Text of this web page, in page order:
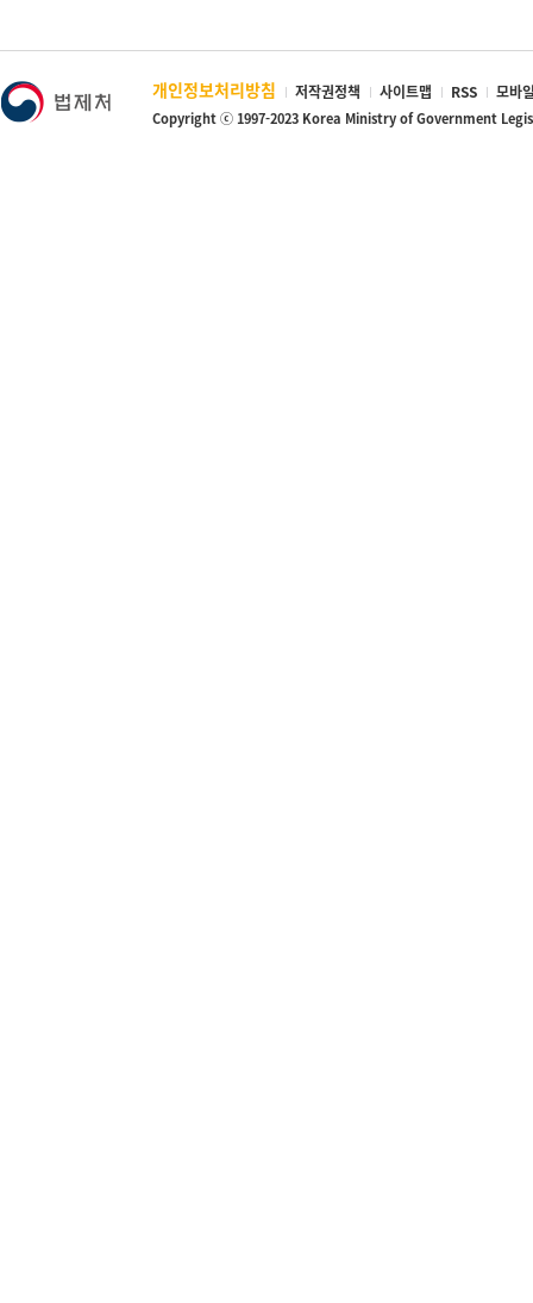
개인정보처리방침 저작권정책 사이트맵 RSS 모바
Copyright ⓒ 1997-2023 Korea Ministry of Government